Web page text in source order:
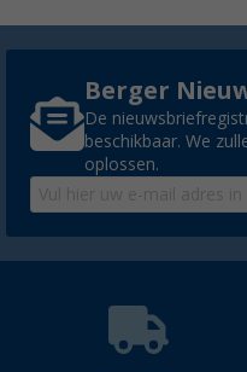
Berger
De
beschikbaar. We
oplossen.